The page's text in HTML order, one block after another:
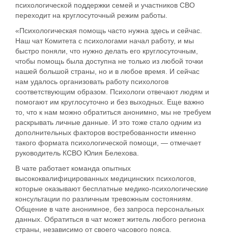
психологической поддержки семей и участников СВО
переходит на круглосуточный режим работы.
«Психологическая помощь часто нужна здесь и сейчас.
Наш чат Комитета с психологами начал работу, и мы
быстро поняли, что нужно делать его круглосуточным,
чтобы помощь была доступна не только из любой точки
нашей большой страны, но и в любое время. И сейчас
нам удалось организовать работу психологов
соответствующим образом. Психологи отвечают людям и
помогают им круглосуточно и без выходных. Еще важно
то, что к нам можно обратиться анонимно, мы не требуем
раскрывать личные данные. И это тоже стало одним из
дополнительных факторов востребованности именно
такого формата психологической помощи, — отмечает
руководитель КСВО Юлия Белехова.
В чате работает команда опытных
высококвалифицированных медицинских психологов,
которые оказывают бесплатные медико-психологические
консультации по различным тревожным состояниям.
Общение в чате анонимное, без запроса персональных
данных. Обратиться в чат может житель любого региона
страны, независимо от своего часового пояса.